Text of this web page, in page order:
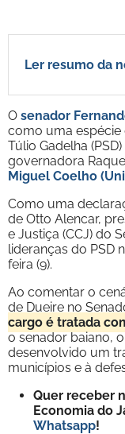
Ler resumo da
O senador
como uma
Túlio Gadelha
governadora
Miguel Coelho
Como uma
de Otto Alencar,
e Justiça (CCJ) do
lideranças do PSD
feira (9).
Ao comentar o
de Dueire no
cargo é tratada
o senador baiano,
desenvolvido um
municípios e à
Quer receber
Economia do
Whatsapp!